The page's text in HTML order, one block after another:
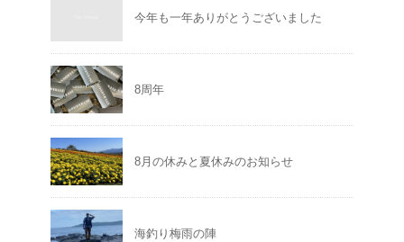
今年も一年ありがとうございました
8周年
8月の休みと夏休みのお知らせ
海釣り梅雨の陣